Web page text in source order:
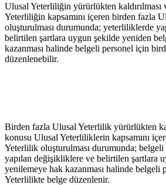
Ulusal Yeterliliğin yürürlükten kaldırılması
Yeterliliğin kapsamını içeren birden fazla
oluşturulması durumunda; yeterliliklerde
belirtilen şartlara uygun şekilde yeniden
kazanması halinde belgeli personel için
düzenlenebilir.
Birden fazla Ulusal Yeterlilik yürürlükten
konusu Ulusal Yeterliliklerin kapsamını
Yeterlilik oluşturulması durumunda;
yapılan değişikliklere ve belirtilen şartlara
yenilemeye hak kazanması halinde belgeli
Yeterlilikte belge düzenlenir.